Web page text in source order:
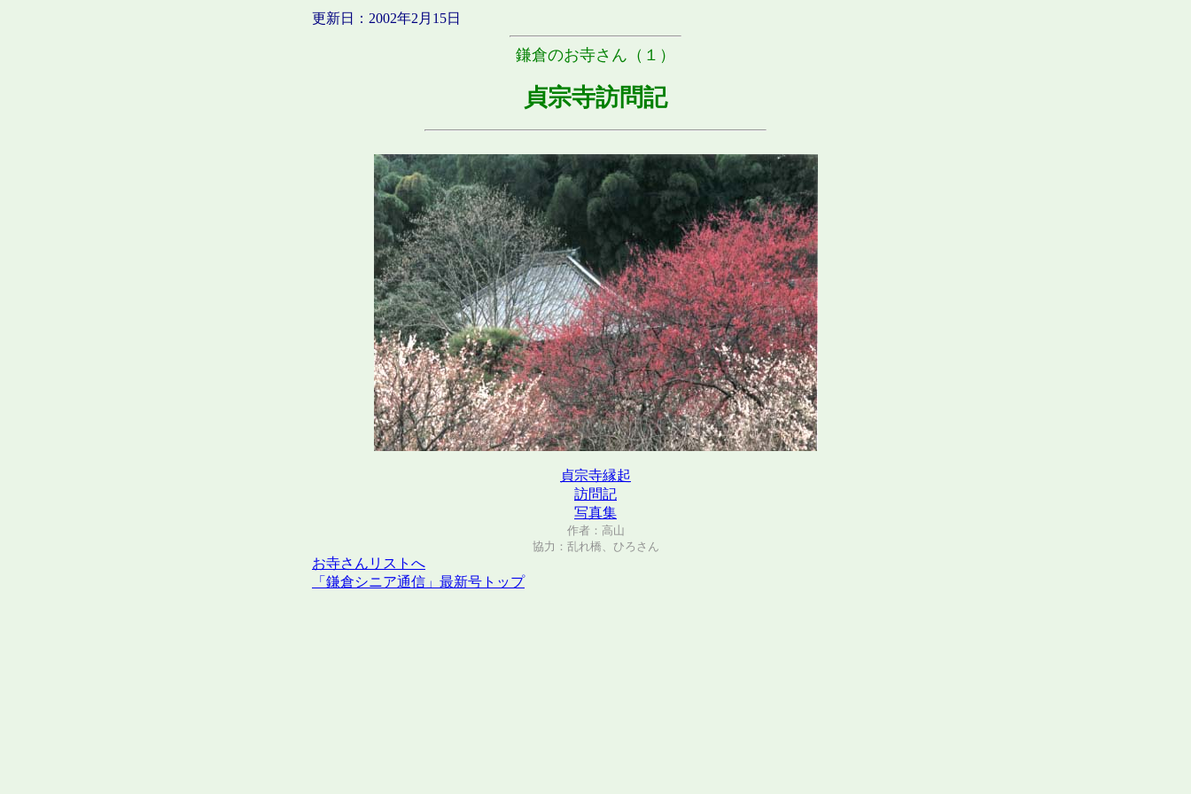
更新日：2002年2月15日
鎌倉のお寺さん（１）
貞宗寺訪問記
貞宗寺縁起
訪問記
写真集
作者：高山
協力：乱れ橋、ひろさん
お寺さんリストへ
「鎌倉シニア通信」最新号トップ